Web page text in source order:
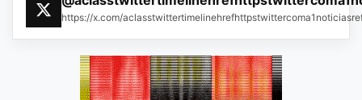
https://x.com/